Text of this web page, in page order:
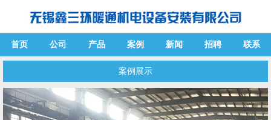
首页 公司 产品 案例 新闻 招聘 联系
案例展示